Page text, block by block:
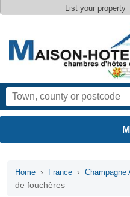
List your property
Home › France ›Champagne
de fouchères